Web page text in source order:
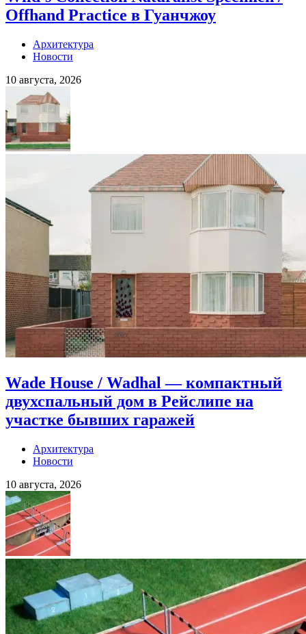
Offhand Practice в Гуанчжоу
Архитектура
Новости
10 августа, 2026
Wade House / Wadhal — компактный
двухспальный дом в Рейслипе на
участке бывших гаражей
Архитектура
Новости
10 августа, 2026